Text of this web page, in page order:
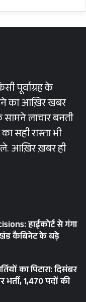
पूर्वाग्रह के
का आख़िर खबर
लाचार बनती
सही रास्ता भी
आख़िर ख़बर ही
हाईकोर्ट से गंगा
कैबिनेट के बड़े
का पिटारा: दिसंबर
1,470 पदों की